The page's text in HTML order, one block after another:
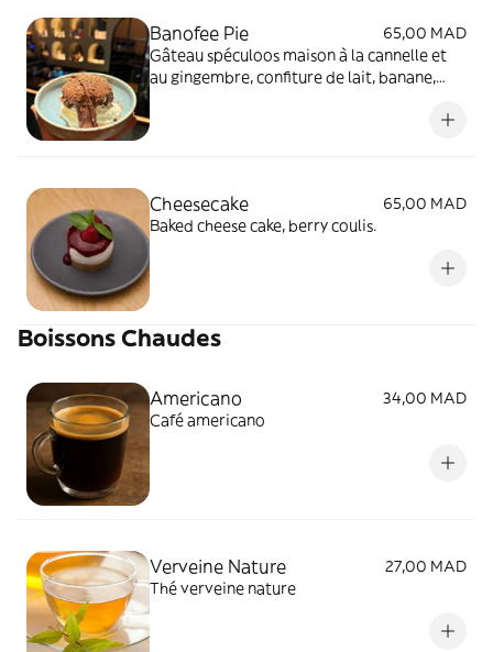
Banofee Pie
65,00 MAD
Gâteau spéculoos maison à la cannelle et
au gingembre, confiture de lait, banane,
Cheesecake
65,00 MAD
Baked cheese cake, berry coulis.
Boissons Chaudes
Americano
34,00 MAD
Café americano
Verveine Nature
27,00 MAD
Thé verveine nature